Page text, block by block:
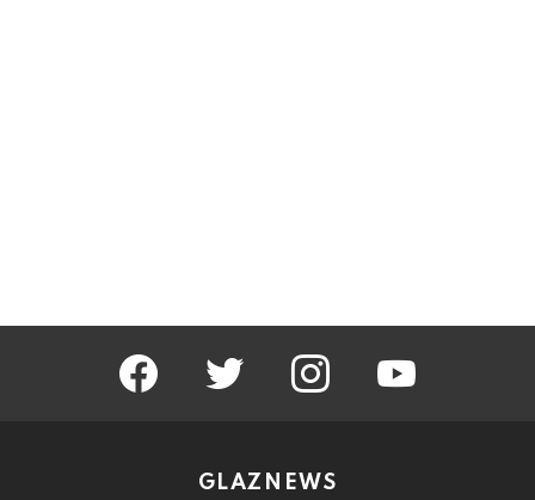
facebook twitter instagram youtube
GLAZNEWS